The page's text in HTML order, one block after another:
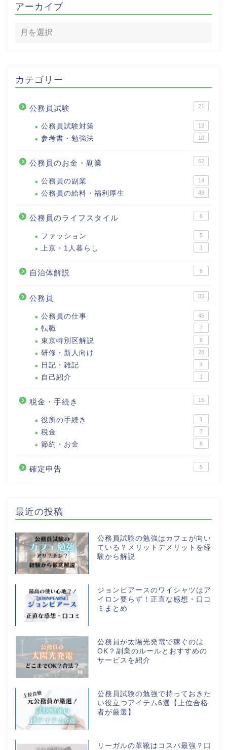
アーカイブ
カテゴリー
公務員試験 21
公務員試験対策 13
参考書・勉強法 10
公務員のお金・副業 62
公務員の副業 14
公務員の給料・福利厚生 49
公務員のライフスタイル 6
ファッション 5
上京・1人暮らし 1
自治体解説 6
公務員 83
公務員の仕事 45
転職 7
東京特別区解説 8
研修・新人向け 28
日記・雑記 4
自己紹介 1
税金・手続き 15
役所の手続き 1
税金 7
節約・お金 8
確定申告 5
最近の投稿
公務員試験の勉強はカフェが向い
ている？メリットデメリットを経
験から解説
ジョンピアースのワイシャツはア
イロン要らず！正直な感想・口コ
ミまとめ
公務員が太陽光発電で稼ぐのは
OK？副業のルールとおすすめの
サービスを紹介
公務員試験の勉強で持っておきた
い役立つアイテム6選【上位合格
者が厳選】
リーガルの革靴はコスパ最強？口